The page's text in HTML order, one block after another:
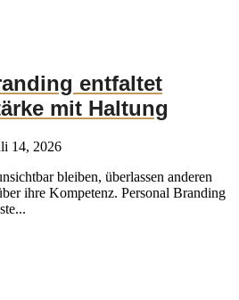
entfaltet
mit Haltung
14, 2026
bleiben, überlassen anderen
ihre Kompetenz. Personal Branding